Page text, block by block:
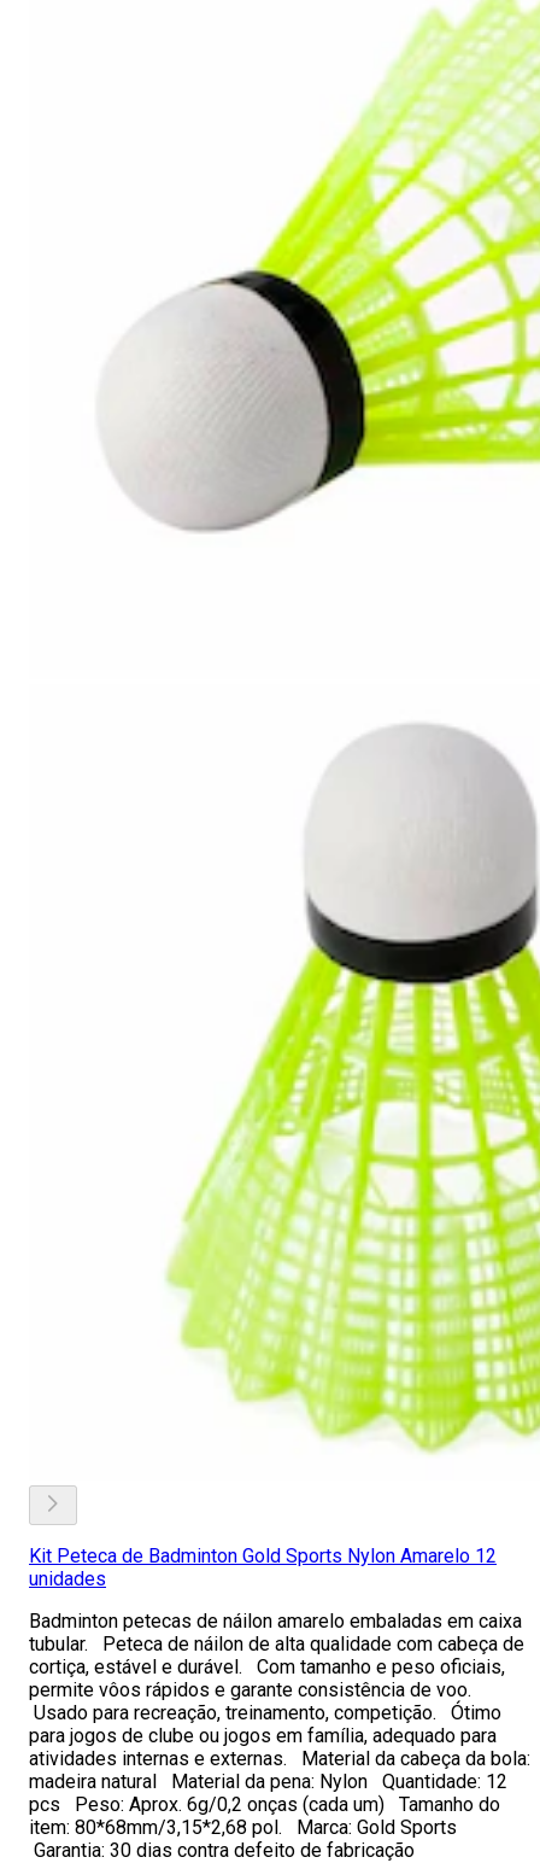
Kit Peteca de Badminton Gold Sports Nylon Amarelo 12
unidades
Badminton petecas de náilon amarelo embaladas em caixa
tubular. Peteca de náilon de alta qualidade com cabeça de
cortiça, estável e durável. Com tamanho e peso oficiais,
permite vôos rápidos e garante consistência de voo.
Usado para recreação, treinamento, competição. Ótimo
para jogos de clube ou jogos em família, adequado para
atividades internas e externas. Material da cabeça da bola:
madeira natural Material da pena: Nylon Quantidade: 12
pcs Peso: Aprox. 6g/0,2 onças (cada um) Tamanho do
item: 80*68mm/3,15*2,68 pol. Marca: Gold Sports
Garantia: 30 dias contra defeito de fabricação